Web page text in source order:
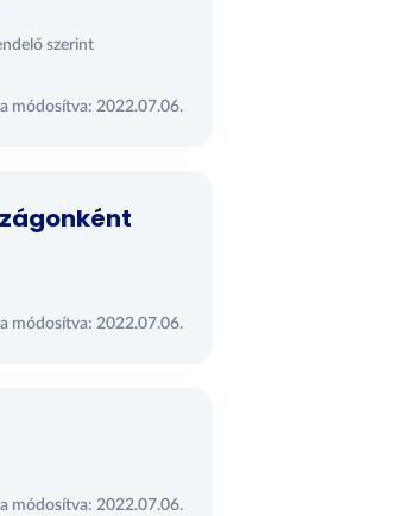
szerint
módosítva: 2022.07.06.
módosítva: 2022.07.06.
módosítva: 2022.07.06.